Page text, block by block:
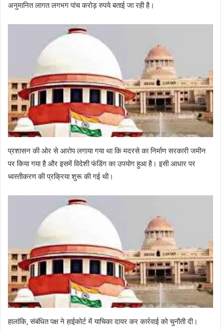
अनुमानित लागत लगभग पांच करोड़ रुपये बताई जा रही है।
प्रशासन की ओर से आरोप लगाया गया था कि मदरसे का निर्माण सरकारी जमीन
पर किया गया है और इसमें विदेशी फंडिंग का उपयोग हुआ है। इसी आधार पर
ध्वस्तीकरण की प्रक्रिया शुरू की गई थी।
हालांकि, संबंधित पक्ष ने हाईकोर्ट में याचिका दायर कर कार्रवाई को चुनौती दी।